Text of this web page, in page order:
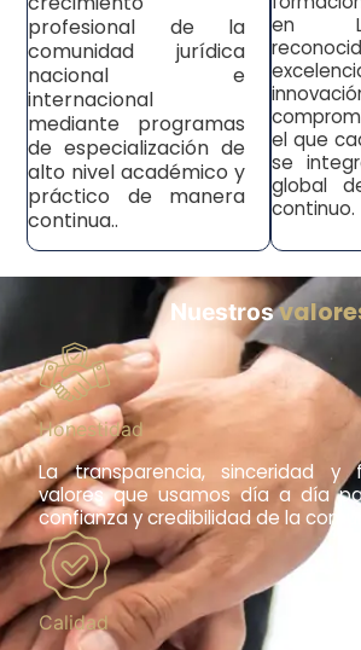
profesional de la
comunidad jurídica
nacional e
internacional
mediante programas
de especialización de
alto nivel académico y
práctico de manera
continua..
en
el que
se
global
continuo.
Nuestros
Honestidad
La transparencia, sinceridad y
valores que usamos día a día
confianza y credibilidad de la
Calidad